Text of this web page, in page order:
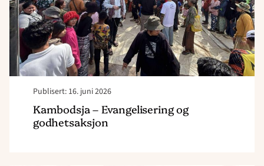
Publisert: 16. juni 2026
Kambodsja – Evangelisering og
godhetsaksjon